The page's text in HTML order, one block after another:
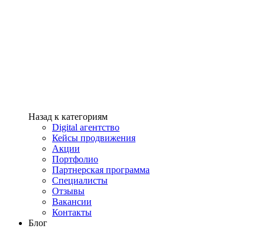
Назад к категориям
Digital агентство
Кейсы продвижения
Акции
Портфолио
Партнерская программа
Специалисты
Отзывы
Вакансии
Контакты
Блог